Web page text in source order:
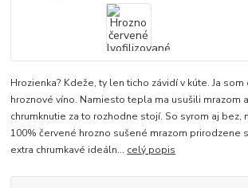
Hrozienka? Kdeže, ty len ticho závidí v kúte. Ja som
hroznové víno. Namiesto tepla ma usušili mrazom
chrumknutie za to rozhodne stojí. So syrom aj bez,
100% červené hrozno sušené mrazom prirodzene
extra chrumkavé ideáln... celý popis